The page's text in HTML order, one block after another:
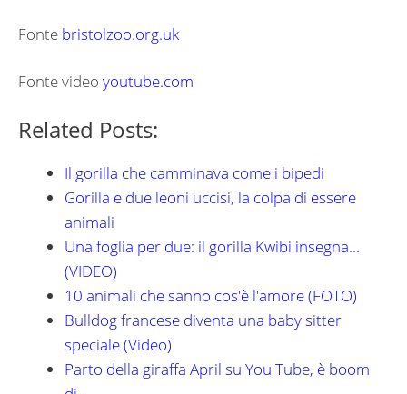
Fonte bristolzoo.org.uk
Fonte video youtube.com
Related Posts:
Il gorilla che camminava come i bipedi
Gorilla e due leoni uccisi, la colpa di essere
animali
Una foglia per due: il gorilla Kwibi insegna...
(VIDEO)
10 animali che sanno cos'è l'amore (FOTO)
Bulldog francese diventa una baby sitter
speciale (Video)
Parto della giraffa April su You Tube, è boom